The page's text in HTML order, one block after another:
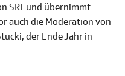
SRF und übernimmt
auch die Moderation von
der Ende Jahr in